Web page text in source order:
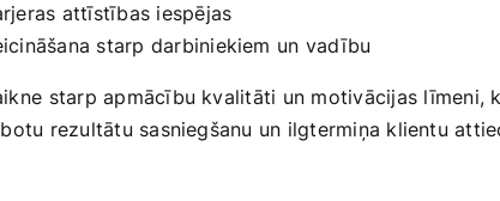
attīstības iespējas
starp darbiniekiem un⁢ vadību
⁤starp apmācību kvalitāti un motivācijas
rezultātu sasniegšanu un ilgtermiņa klientu